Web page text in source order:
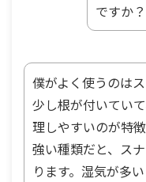
ですか？
僕がよく使うのは
少し根が付いてい
理しやすいのが特
強い種類だと、ス
ります。湿気が多